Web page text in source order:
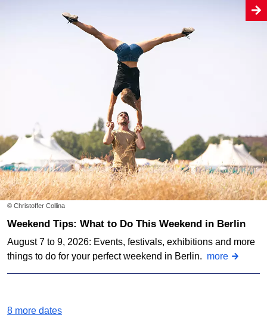
© Christoffer Collina
Weekend Tips: What to Do This Weekend in Berlin
August 7 to 9, 2026: Events, festivals, exhibitions and more
things to do for your perfect weekend in Berlin. more
8 more dates